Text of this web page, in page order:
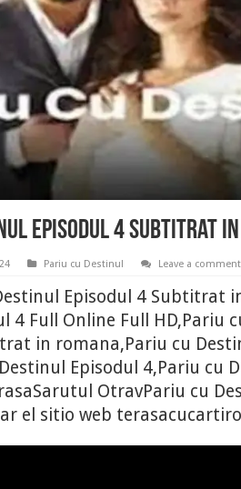
Episodul 4 Subtitrat
Pariu cu Destinul Leave a comment
Episodul 4 Subtitrat
4 Full Online Full HD,Pariu
in romana,Pariu cu
Episodul 4,Pariu cu
OtravPariu cu
el sitio web